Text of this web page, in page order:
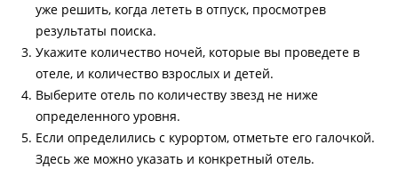
уже решить, когда лететь в отпуск, просмотрев
результаты поиска.
Укажите количество ночей, которые вы проведете в
отеле, и количество взрослых и детей.
Выберите отель по количеству звезд не ниже
определенного уровня.
Если определились с курортом, отметьте его галочкой.
Здесь же можно указать и конкретный отель.